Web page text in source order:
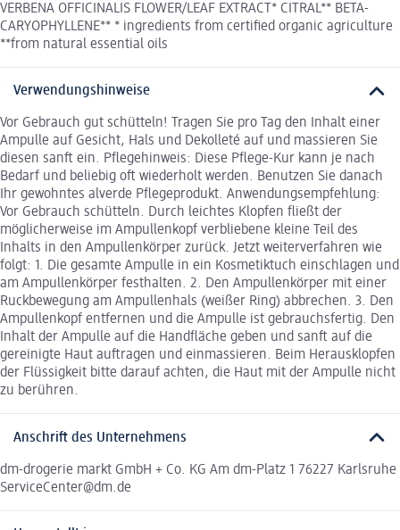
VERBENA OFFICINALIS FLOWER/LEAF EXTRACT* CITRAL** BETA-
CARYOPHYLLENE** * ingredients from certified organic agriculture
**from natural essential oils
Verwendungshinweise
Vor Gebrauch gut schütteln! Tragen Sie pro Tag den Inhalt einer
Ampulle auf Gesicht, Hals und Dekolleté auf und massieren Sie
diesen sanft ein. Pflegehinweis: Diese Pflege-Kur kann je nach
Bedarf und beliebig oft wiederholt werden. Benutzen Sie danach
Ihr gewohntes alverde Pflegeprodukt. Anwendungsempfehlung:
Vor Gebrauch schütteln. Durch leichtes Klopfen fließt der
möglicherweise im Ampullenkopf verbliebene kleine Teil des
Inhalts in den Ampullenkörper zurück. Jetzt weiterverfahren wie
folgt: 1. Die gesamte Ampulle in ein Kosmetiktuch einschlagen und
am Ampullenkörper festhalten. 2. Den Ampullenkörper mit einer
Ruckbewegung am Ampullenhals (weißer Ring) abbrechen. 3. Den
Ampullenkopf entfernen und die Ampulle ist gebrauchsfertig. Den
Inhalt der Ampulle auf die Handfläche geben und sanft auf die
gereinigte Haut auftragen und einmassieren. Beim Herausklopfen
der Flüssigkeit bitte darauf achten, die Haut mit der Ampulle nicht
zu berühren.
Anschrift des Unternehmens
dm-drogerie markt GmbH + Co. KG Am dm-Platz 1 76227 Karlsruhe
ServiceCenter@dm.de